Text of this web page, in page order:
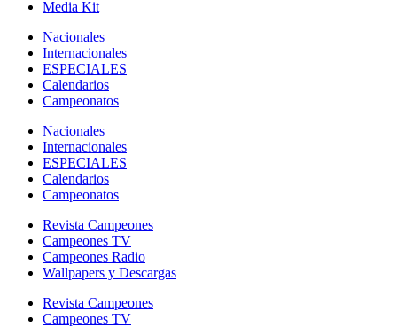
Media Kit
Nacionales
Internacionales
ESPECIALES
Calendarios
Campeonatos
Nacionales
Internacionales
ESPECIALES
Calendarios
Campeonatos
Revista Campeones
Campeones TV
Campeones Radio
Wallpapers y Descargas
Revista Campeones
Campeones TV